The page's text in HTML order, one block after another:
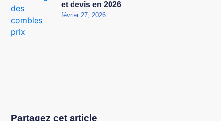
et devis en 2026
février 27, 2026
Partagez cet article